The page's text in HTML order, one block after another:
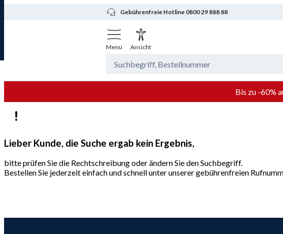
Gebührenfreie Hotline 0800 29 888 88
Menü Ansicht
Bis zu -60%
Lieber Kunde, die Suche ergab kein Ergebnis,
bitte prüfen Sie die Rechtschreibung oder ändern Sie den Suchbegriff.
Bestellen Sie jederzeit einfach und schnell unter unserer gebührenfreien